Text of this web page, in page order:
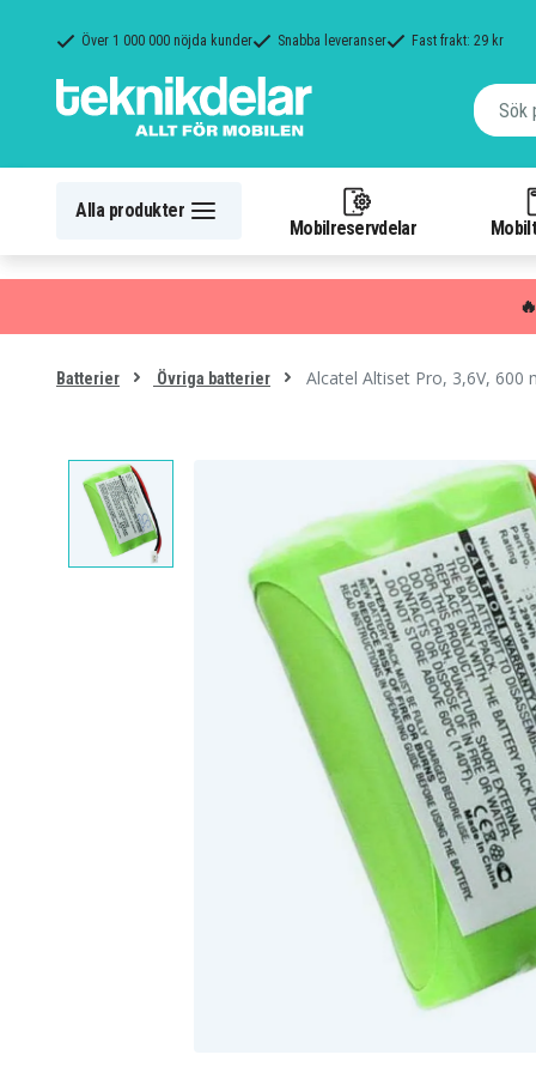
Över 1 000 000 nöjda kunder Snabba leveranser Fast frakt: 29 kr
Alla produkter
Mobilreservdelar
Batterier Övriga batterier Alcatel Altiset Pro, 3,6V, 600